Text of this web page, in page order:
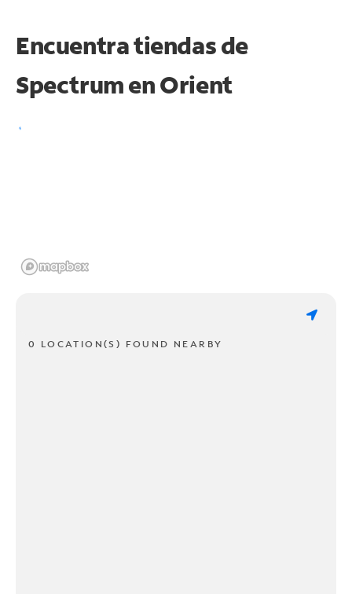
Encuentra tiendas de
Spectrum enOrient
0 LOCATION(S) FOUND NEARBY